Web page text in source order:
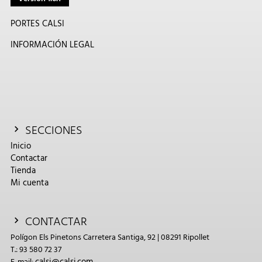
PORTES CALSI
INFORMACIÓN LEGAL
SECCIONES
Inicio
Contactar
Tienda
Mi cuenta
CONTACTAR
Polígon Els Pinetons Carretera Santiga, 92 | 08291 Ripollet
T.: 93 580 72 37